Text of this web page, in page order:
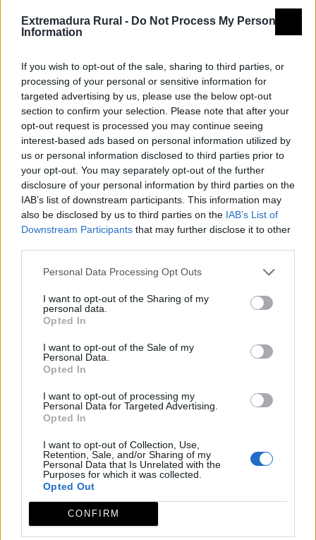
Extremadura Rural - Do Not Process My Personal
Information
If you wish to opt-out of the sale, sharing to third parties, or
processing of your personal or sensitive information for
targeted advertising by us, please use the below opt-out
section to confirm your selection. Please note that after your
opt-out request is processed you may continue seeing
interest-based ads based on personal information utilized by
us or personal information disclosed to third parties prior to
your opt-out. You may separately opt-out of the further
disclosure of your personal information by third parties on the
IAB’s list of downstream participants. This information may
also be disclosed by us to third parties on the IAB’s List of
Downstream Participants that may further disclose it to other
Personal Data Processing Opt Outs
I want to opt-out of the Sharing of my
personal data.
Opted In
I want to opt-out of the Sale of my
Personal Data.
Opted In
I want to opt-out of processing my
Personal Data for Targeted Advertising.
Opted In
I want to opt-out of Collection, Use,
Retention, Sale, and/or Sharing of my
Personal Data that Is Unrelated with the
Purposes for which it was collected.
Opted Out
CONFIRM
Cosmander, que trabajaba para la corona
Descartes y con la recomendación de éste, trabajó
también en la fortificación de Olivenza. Ambos
ingenieros murieron en esta plaza por causas
diferentes, pero relacionadas con los asedios.
Aún se conservan la mayor parte de sus nueve
baluartes originales. Alguno de ellos ha sido
reformado para darle otros usos como: una plaza de
toros, en el siglo XIX, y un auditorio actualmente.
Poseía tres puertas, de la que sólo se conserva la
Puerta del Calvario.
comprometida ya que, para no sacrificar algunos
barrios, su trazado era irregular y sus nueve baluartes
eran excesivos en número, lo que suponía el empeño
(Marinho de Azevedo, 1644).
La muralla consta de nueve baluartes: Baluarte de la
Cortadura, Baluarte de la Cuerna, , Baluarte de la
Reina Gobernadora, Baluarte de San Blas, Baluarte de
San Francisco, Baluarte de San Juan de Dios, Baluarte
de San Pedro, Baluarte de Santa Quiteria y Baluarte
del Príncipe.
Mapa